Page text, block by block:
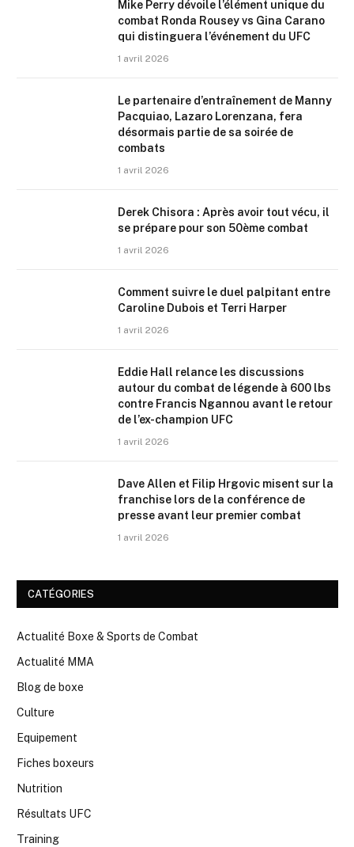
Mike Perry dévoile l’élément unique du
combat Ronda Rousey vs Gina Carano
qui distinguera l’événement du UFC
1 avril 2026
Le partenaire d’entraînement de Manny
Pacquiao, Lazaro Lorenzana, fera
désormais partie de sa soirée de
combats
1 avril 2026
Derek Chisora : Après avoir tout vécu, il
se prépare pour son 50ème combat
1 avril 2026
Comment suivre le duel palpitant entre
Caroline Dubois et Terri Harper
1 avril 2026
Eddie Hall relance les discussions
autour du combat de légende à 600 lbs
contre Francis Ngannou avant le retour
de l’ex-champion UFC
1 avril 2026
Dave Allen et Filip Hrgovic misent sur la
franchise lors de la conférence de
presse avant leur premier combat
1 avril 2026
CATÉGORIES
Actualité Boxe & Sports de Combat
Actualité MMA
Blog de boxe
Culture
Equipement
Fiches boxeurs
Nutrition
Résultats UFC
Training